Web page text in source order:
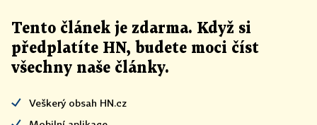
Tento článek je zdarma. Když si
předplatíte HN, budete moci číst
všechny naše články.
Veškerý obsah HN.cz